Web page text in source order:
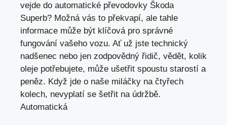
vejde do automatické převodovky Škoda
Superb? Možná vás to překvapí, ale tahle
informace může být klíčová pro správné
fungování vašeho vozu. Ať už jste technický
nadšenec nebo jen zodpovědný řidič, vědět, kolik
oleje potřebujete, může ušetřit spoustu starostí a
peněz. Když jde o naše miláčky na čtyřech
kolech, nevyplatí se šetřit na údržbě.
Automatická